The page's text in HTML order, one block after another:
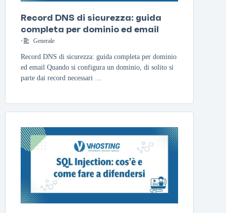
Record DNS di sicurezza: guida
completa per dominio ed email
• Generale
Record DNS di sicurezza: guida completa per dominio
ed email Quando si configura un dominio, di solito si
parte dai record necessari …